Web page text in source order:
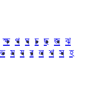
ক্ষ গ ঘ চ ছ জ ঝ
ভ ম য র ল শ স হ